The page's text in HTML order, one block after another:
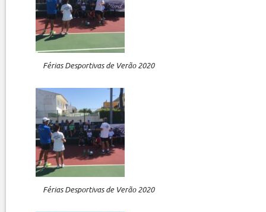
Férias Desportivas de Verão 2020
Férias Desportivas de Verão 2020